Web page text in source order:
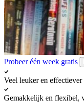
Probeer één week gratis
Veel leuker en
Gemakkelijk en flexibel,